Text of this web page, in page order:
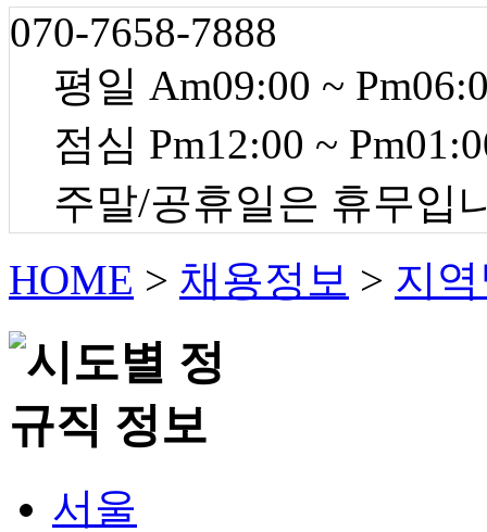
070-7658-7888
평일 Am09:00 ~
점심 Pm12:00 ~
주말/공휴일은 휴무입
HOME > 채용정보 > 지
서울